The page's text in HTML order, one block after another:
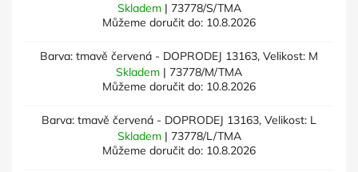
Skladem | 73778/S/TMA
Můžeme doručit do: 10.8.2026
Barva: tmavě červená - DOPRODEJ 13163, Velikost: M
Skladem | 73778/M/TMA
Můžeme doručit do: 10.8.2026
Barva: tmavě červená - DOPRODEJ 13163, Velikost: L
Skladem | 73778/L/TMA
Můžeme doručit do: 10.8.2026